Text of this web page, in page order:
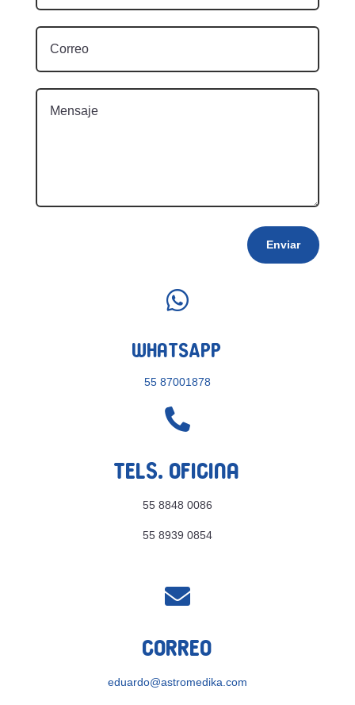
Enviar

WhatsApp
55 87001878

Tels. Oficina
55 8848 0086
55 8939 0854

Correo
eduardo@astromedika.com